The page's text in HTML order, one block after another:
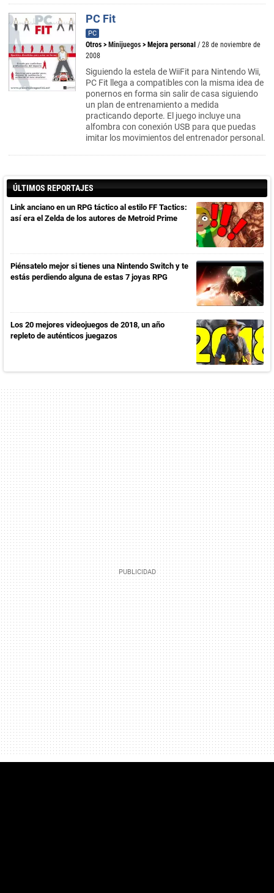
PC Fit
PC
Otros > Minijuegos > Mejora personal / 28 de noviembre de
2008
Siguiendo la estela de WiiFit para Nintendo Wii,
PC Fit llega a compatibles con la misma idea de
ponernos en forma sin salir de casa siguiendo
un plan de entrenamiento a medida
practicando deporte. El juego incluye una
alfombra con conexión USB para que puedas
imitar los movimientos del entrenador personal.
ÚLTIMOS REPORTAJES
Link anciano en un RPG táctico al estilo FF Tactics:
así era el Zelda de los autores de Metroid Prime
Piénsatelo mejor si tienes una Nintendo Switch y te
estás perdiendo alguna de estas 7 joyas RPG
Los 20 mejores videojuegos de 2018, un año
repleto de auténticos juegazos